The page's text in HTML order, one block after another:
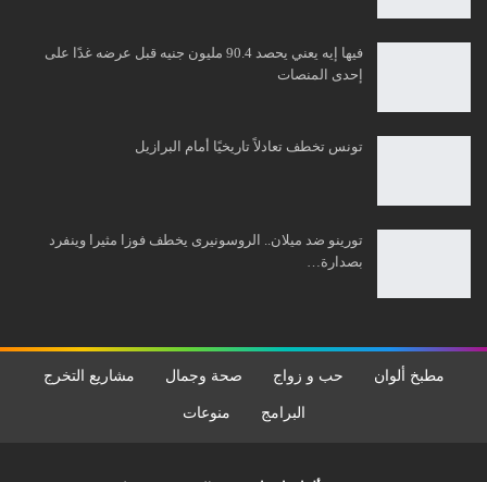
فيها إيه يعني يحصد 90.4 مليون جنيه قبل عرضه غدًا على
إحدى المنصات
تونس تخطف تعادلاً تاريخيًا أمام البرازيل
تورينو ضد ميلان.. الروسونيرى يخطف فوزا مثيرا وينفرد
بصدارة…
مطبخ ألوان حب و زواج صحة وجمال مشاريع التخرج
البرامج منوعات